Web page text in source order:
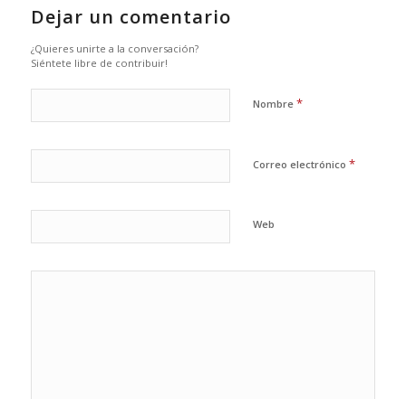
Dejar un comentario
¿Quieres unirte a la conversación?
Siéntete libre de contribuir!
Nombre *
Correo electrónico *
Web